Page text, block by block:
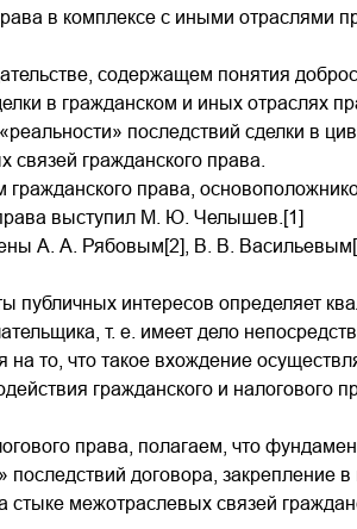
в комплексе с иными отраслями
содержащем понятия
в гражданском и иных отраслях
последствий сделки в
связей гражданского права.
права,
выступил М. Ю. Челышев.[1]
А. А. Рябовым[2], В. В.
публичных интересов определяет
т. е. имеет дело
то, что такое вхождение
гражданского и налогового
права, полагаем, что
последствий договора, закрепление
межотраслевых связей